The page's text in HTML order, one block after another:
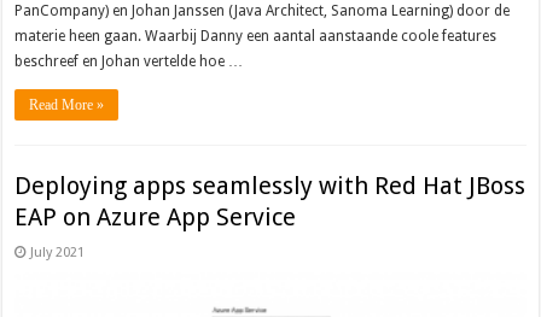
PanCompany) en Johan Janssen (Java Architect, Sanoma Learning) door de
materie heen gaan. Waarbij Danny een aantal aanstaande coole features
beschreef en Johan vertelde hoe …
Read More »
Deploying apps seamlessly with Red Hat JBoss
EAP on Azure App Service
July 2021